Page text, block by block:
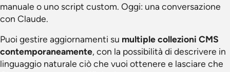
manuale o uno script custom. Oggi: una conversazione
con Claude.
Puoi gestire aggiornamenti su multiple collezioni CMS
contemporaneamente, con la possibilità di descrivere in
linguaggio naturale ciò che vuoi ottenere e lasciare che